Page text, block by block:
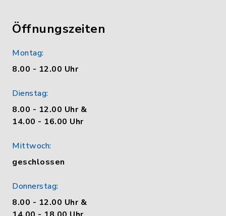
Öffnungszeiten
Montag:
8.00 - 12.00 Uhr
Dienstag:
8.00 - 12.00 Uhr &
14.00 - 16.00 Uhr
Mittwoch:
geschlossen
Donnerstag:
8.00 - 12.00 Uhr &